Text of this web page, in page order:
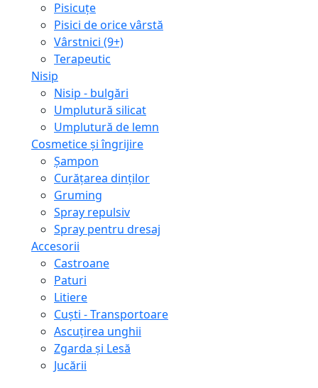
Pisicuțe
Pisici de orice vârstă
Vârstnici (9+)
Terapeutic
Nisip
Nisip - bulgări
Umplutură silicat
Umplutură de lemn
Cosmetice și îngrijire
Șampon
Curățarea dinților
Gruming
Spray repulsiv
Spray pentru dresaj
Accesorii
Castroane
Paturi
Litiere
Сuști - Transportoare
Ascuţirea unghii
Zgarda și Lesă
Jucării